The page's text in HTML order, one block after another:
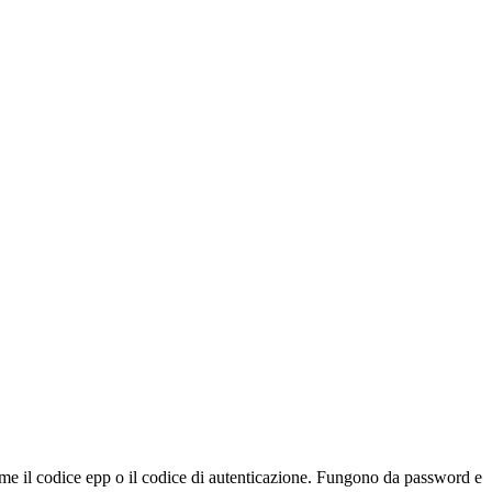
il codice epp o il codice di autenticazione. Fungono da password e